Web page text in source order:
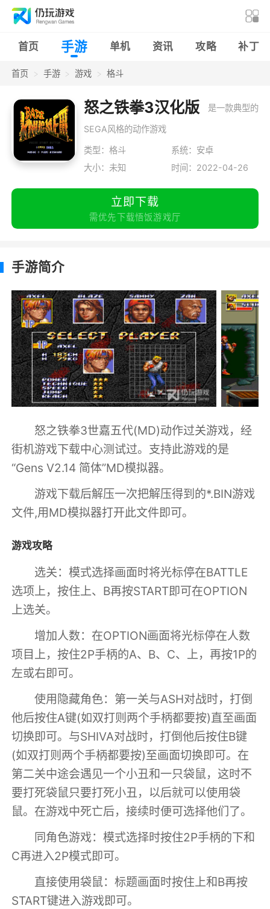
首页 手游 单机 资讯 攻略 补丁
首页 手游 游戏 格斗
怒之铁拳3汉化版 是一款典型的
SEGA风格的动作游戏
类型：格斗
系统：安卓
大小：未知
时间：2022-04-26
立即下载
需优先下载悟饭游戏厅
手游简介
怒之铁拳3世嘉五代(MD)动作过关游戏，经
街机游戏下载中心测试过。支持此游戏的是
“Gens V2.14 简体”MD模拟器。
游戏下载后解压一次把解压得到的*.BIN游戏
文件,用MD模拟器打开此文件即可。
游戏攻略
选关：模式选择画面时将光标停在BATTLE
选项上，按住上、B再按START即可在OPTION
上选关。
增加人数：在OPTION画面将光标停在人数
项目上，按住2P手柄的A、B、C、上，再按1P的
左或右即可。
使用隐藏角色：第一关与ASH对战时，打倒
他后按住A键(如双打则两个手柄都要按)直至画面
切换即可。与SHIVA对战时，打倒他后按住B键
(如双打则两个手柄都要按)至画面切换即可。在
第二关中途会遇见一个小丑和一只袋鼠，这时不
要打死袋鼠只要打死小丑，以后就可以使用袋
鼠。在游戏中死亡后，接续时便可选择他们了。
同角色游戏：模式选择时按住2P手柄的下和
C再进入2P模式即可。
直接使用袋鼠：标题画面时按住上和B再按
START键进入游戏即可。